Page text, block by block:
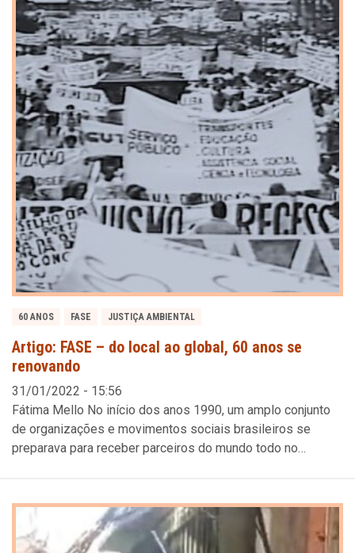
60 ANOS FASE JUSTIÇA AMBIENTAL
Artigo: FASE – do local ao global, 60 anos se
renovando
31/01/2022 - 15:56
Fátima Mello No início dos anos 1990, um amplo conjunto
de organizações e movimentos sociais brasileiros se
preparava para receber parceiros do mundo todo no…